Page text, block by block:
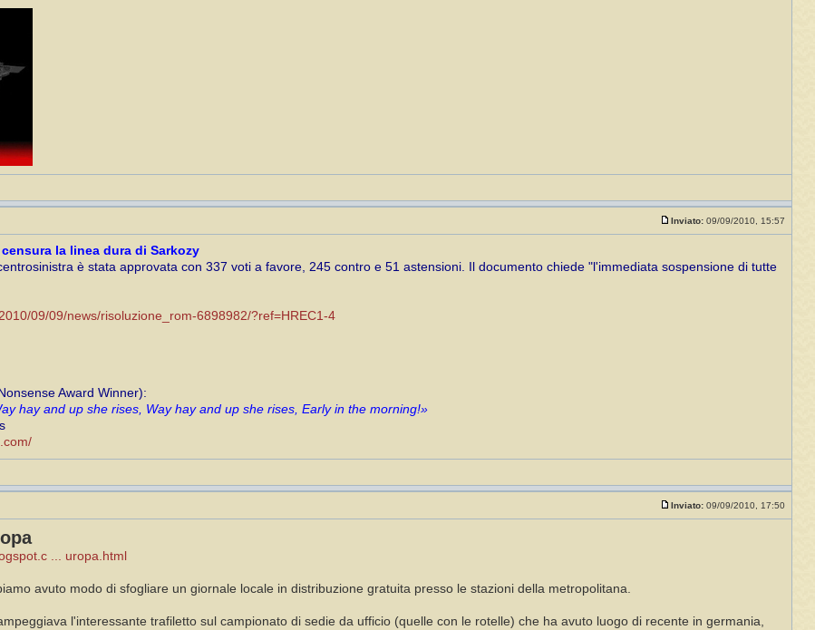
Inviato: 09/09/2010, 15:57
la linea dura di Sarkozy
è stata approvata con 337 voti a favore, 245 contro e 51 astensioni. Il documento chiede "l'immediata sospensione di tutte
09/09/news/risoluzione_rom-6898982/?ref=HREC1-4
Award Winner):
hay and up she rises, Way hay and up she rises, Early in the morning!»
Inviato: 09/09/2010, 17:50
... uropa.html
avuto modo di sfogliare un giornale locale in distribuzione gratuita presso le stazioni della metropolitana.
l'interessante trafiletto sul campionato di sedie da ufficio (quelle con le rotelle) che ha avuto luogo di recente in germania,